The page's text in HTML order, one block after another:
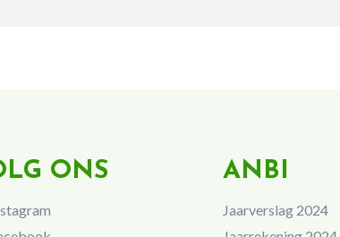
ONS ANBI
Jaarverslag 2024